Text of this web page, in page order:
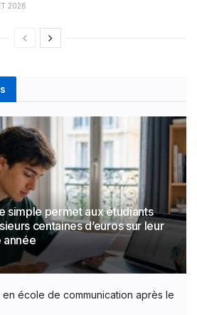
2026
simple permet aux étudiants
centaines d’euros sur leur
année
en école de communication après le